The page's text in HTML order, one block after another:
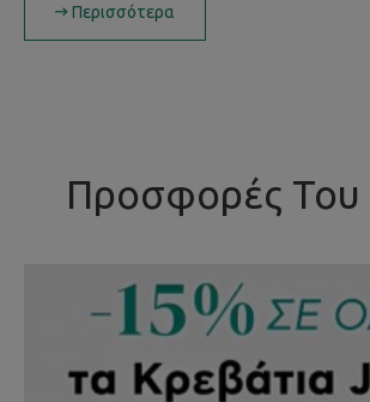
Περισσότερα
Προσφορές